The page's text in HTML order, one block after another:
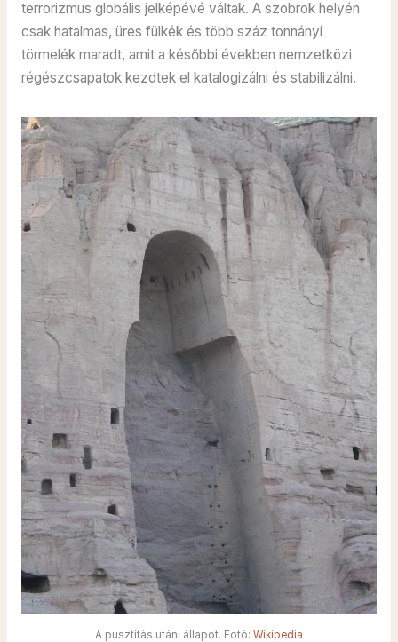
terrorizmus globális jelképévé váltak. A szobrok helyén
csak hatalmas, üres fülkék és több száz tonnányi
törmelék maradt, amit a későbbi években nemzetközi
régészcsapatok kezdtek el katalogizálni és stabilizálni.
A pusztítás utáni állapot. Fotó: Wikipedia